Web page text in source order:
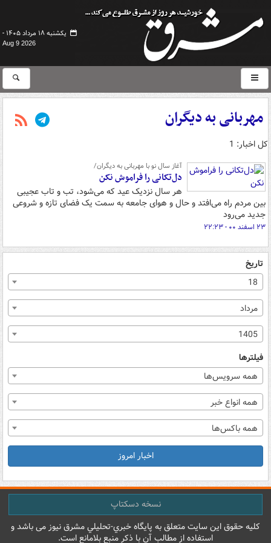
یکشنبه ۱۸ مرداد ۱۴۰۵ -
Aug 9 2026
مهربانی به دیگران
کل اخبار: 1
آغاز سال نو با مهربانی به دیگران/
دل‌تکانی را فراموش نکن
هر سال نزدیک عید که می‌شود، تب و تاب عجیبی
بین مردم راه می‌افتد و حال و هوای جامعه به سمت یک فضای تازه و شروعی
جدید می‌رود
۲۳ اسفند ۰۰ - ۲۲:۲۳
تاریخ
18
مرداد
1405
فیلترها
همه سرویس‌ها
همه انواع خبر
همه باکس‌ها
اخبار امروز
نسخه دسکتاپ
کليه حقوق اين سايت متعلق به پایگاه خبري-تحليلي مشرق نيوز می باشد و
استفاده از مطالب آن با ذکر منبع بلامانع است.